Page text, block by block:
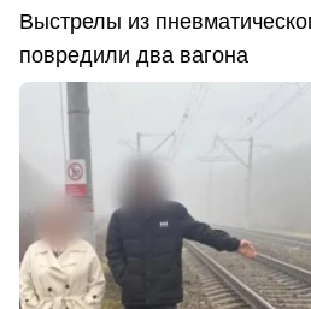
Выстрелы из
повредили два вагона